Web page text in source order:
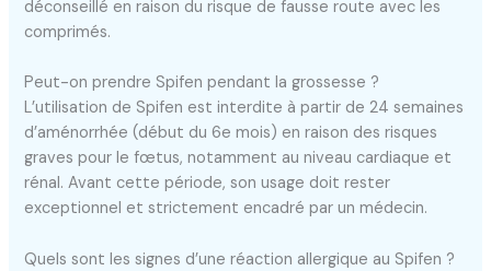
déconseillé en raison du risque de fausse route avec les
comprimés.
Peut-on prendre Spifen pendant la grossesse ?
L’utilisation de Spifen est interdite à partir de 24 semaines
d’aménorrhée (début du 6e mois) en raison des risques
graves pour le fœtus, notamment au niveau cardiaque et
rénal. Avant cette période, son usage doit rester
exceptionnel et strictement encadré par un médecin.
Quels sont les signes d’une réaction allergique au Spifen ?